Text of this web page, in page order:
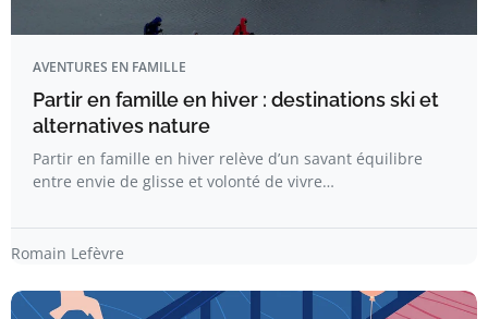
AVENTURES EN FAMILLE
Partir en famille en hiver : destinations ski et
alternatives nature​
Partir en famille en hiver relève d’un savant équilibre
entre envie de glisse et volonté de vivre…
Romain Lefèvre